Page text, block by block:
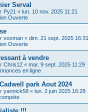
Serval
Py21 « lun. 10 nov. 2025 11:21
Ouverte
voxman « dim. 21 sept. 2025 16:31
Ouverte
à vendre
Chris12 « mar. 9 sept. 2025 11:29
en ligne
park Aout 2024
yannick58 « lun. 2 juin 2025 16:28
!!!